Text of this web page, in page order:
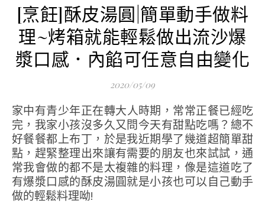
[烹飪]酥皮湯圓|簡單動手做料
理~烤箱就能輕鬆做出流沙爆
漿口感．內餡可任意自由變化
2020/05/09
家中有青少年正在轉大人時期，常常正餐已經吃
完，我家小孩沒多久又問今天有甜點吃嗎？總不
好餐餐都上布丁，於是我近期學了幾道超簡單甜
點，趕緊整理出來讓有需要的朋友也來試試，通
常我會做的都不是太複雜的料理，像是這道吃了
有爆漿口感的酥皮湯圓就是小孩也可以自己動手
做的輕鬆料理呦!